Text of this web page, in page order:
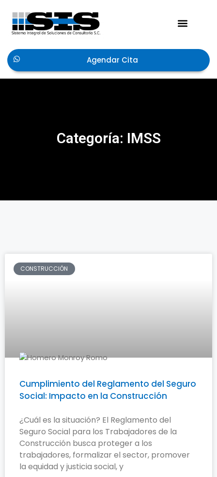
Agendar Cita
Categoría: IMSS
CONSTRUCCIÓN
Cumplimiento del Reglamento del Seguro
Social: Impacto en la Construcción
¿Cuál es la situación? El Reglamento del
Seguro Social para los Trabajadores de la
Construcción busca proteger a los
trabajadores, formalizar el sector, promover
la equidad y justicia social, y